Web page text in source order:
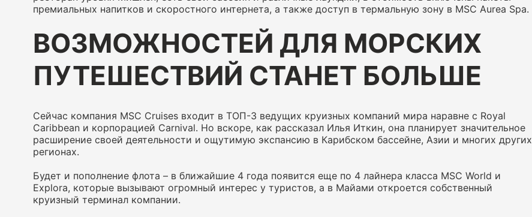
премиальных напитков и скоростного интернета, а также доступ в термальную зону в MSC Aurea Spa.
ВОЗМОЖНОСТЕЙ ДЛЯ МОРСКИХ
ПУТЕШЕСТВИЙ СТАНЕТ БОЛЬШЕ
Сейчас компания MSC Cruises входит в ТОП-3 ведущих круизных компаний мира наравне с Royal
Caribbean и корпорацией Carnival. Но вскоре, как рассказал Илья Иткин, она планирует значительное
расширение своей деятельности и ощутимую экспансию в Карибском бассейне, Азии и многих других
регионах.
Будет и пополнение флота – в ближайшие 4 года появится еще по 4 лайнера класса MSC World и
Explora, которые вызывают огромный интерес у туристов, а в Майами откроется собственный
круизный терминал компании.